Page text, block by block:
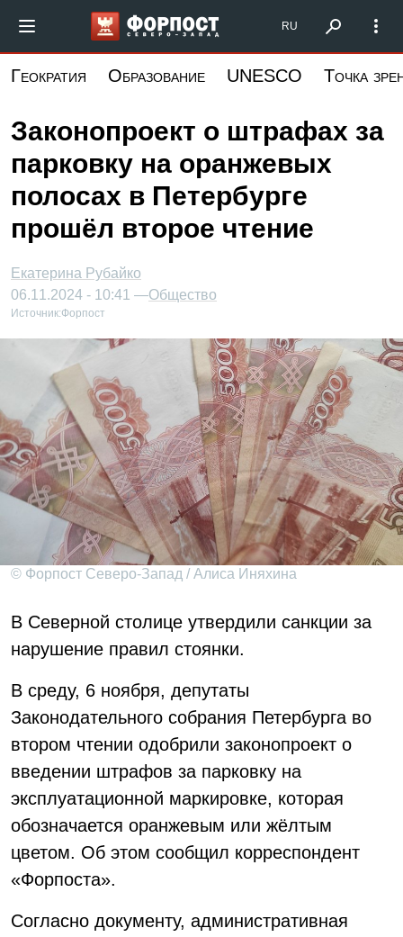
основному
Форпост Северо-Запад
RU
Геократия Образование UNESCO Точка
Законопроект о штрафах за
парковку на оранжевых
полосах в Петербурге
прошёл второе чтение
Екатерина Рубайко
06.11.2024 - 10:41 —Общество
Источник:Форпост
© Форпост Северо-Запад / Алиса Иняхина
В Северной столице утвердили санкции за
нарушение правил стоянки.
В среду, 6 ноября, депутаты
Законодательного собрания Петербурга во
втором чтении одобрили законопроект о
введении штрафов за парковку на
эксплуатационной маркировке, которая
обозначается оранжевым или жёлтым
цветом. Об этом сообщил корреспондент
«Форпоста».
Согласно документу, административная